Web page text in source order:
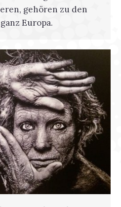
gehören zu den
Europa.